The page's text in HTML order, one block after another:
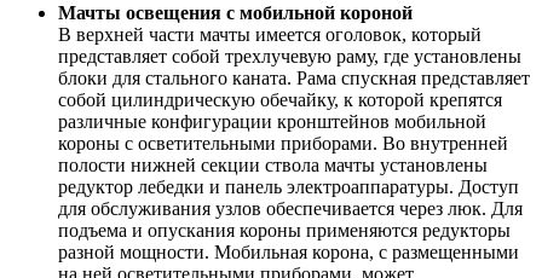
Мачты освещения с мобильной короной
В верхней части мачты имеется оголовок, который
представляет собой трехлучевую раму, где установлены
блоки для стального каната. Рама спускная представляет
собой цилиндрическую обечайку, к которой крепятся
различные конфигурации кронштейнов мобильной
короны с осветительными приборами. Во внутренней
полости нижней секции ствола мачты установлены
редуктор лебедки и панель электроаппаратуры. Доступ
для обслуживания узлов обеспечивается через люк. Для
подъема и опускания короны применяются редукторы
разной мощности. Мобильная корона, с размещенными
на ней осветительными приборами, может